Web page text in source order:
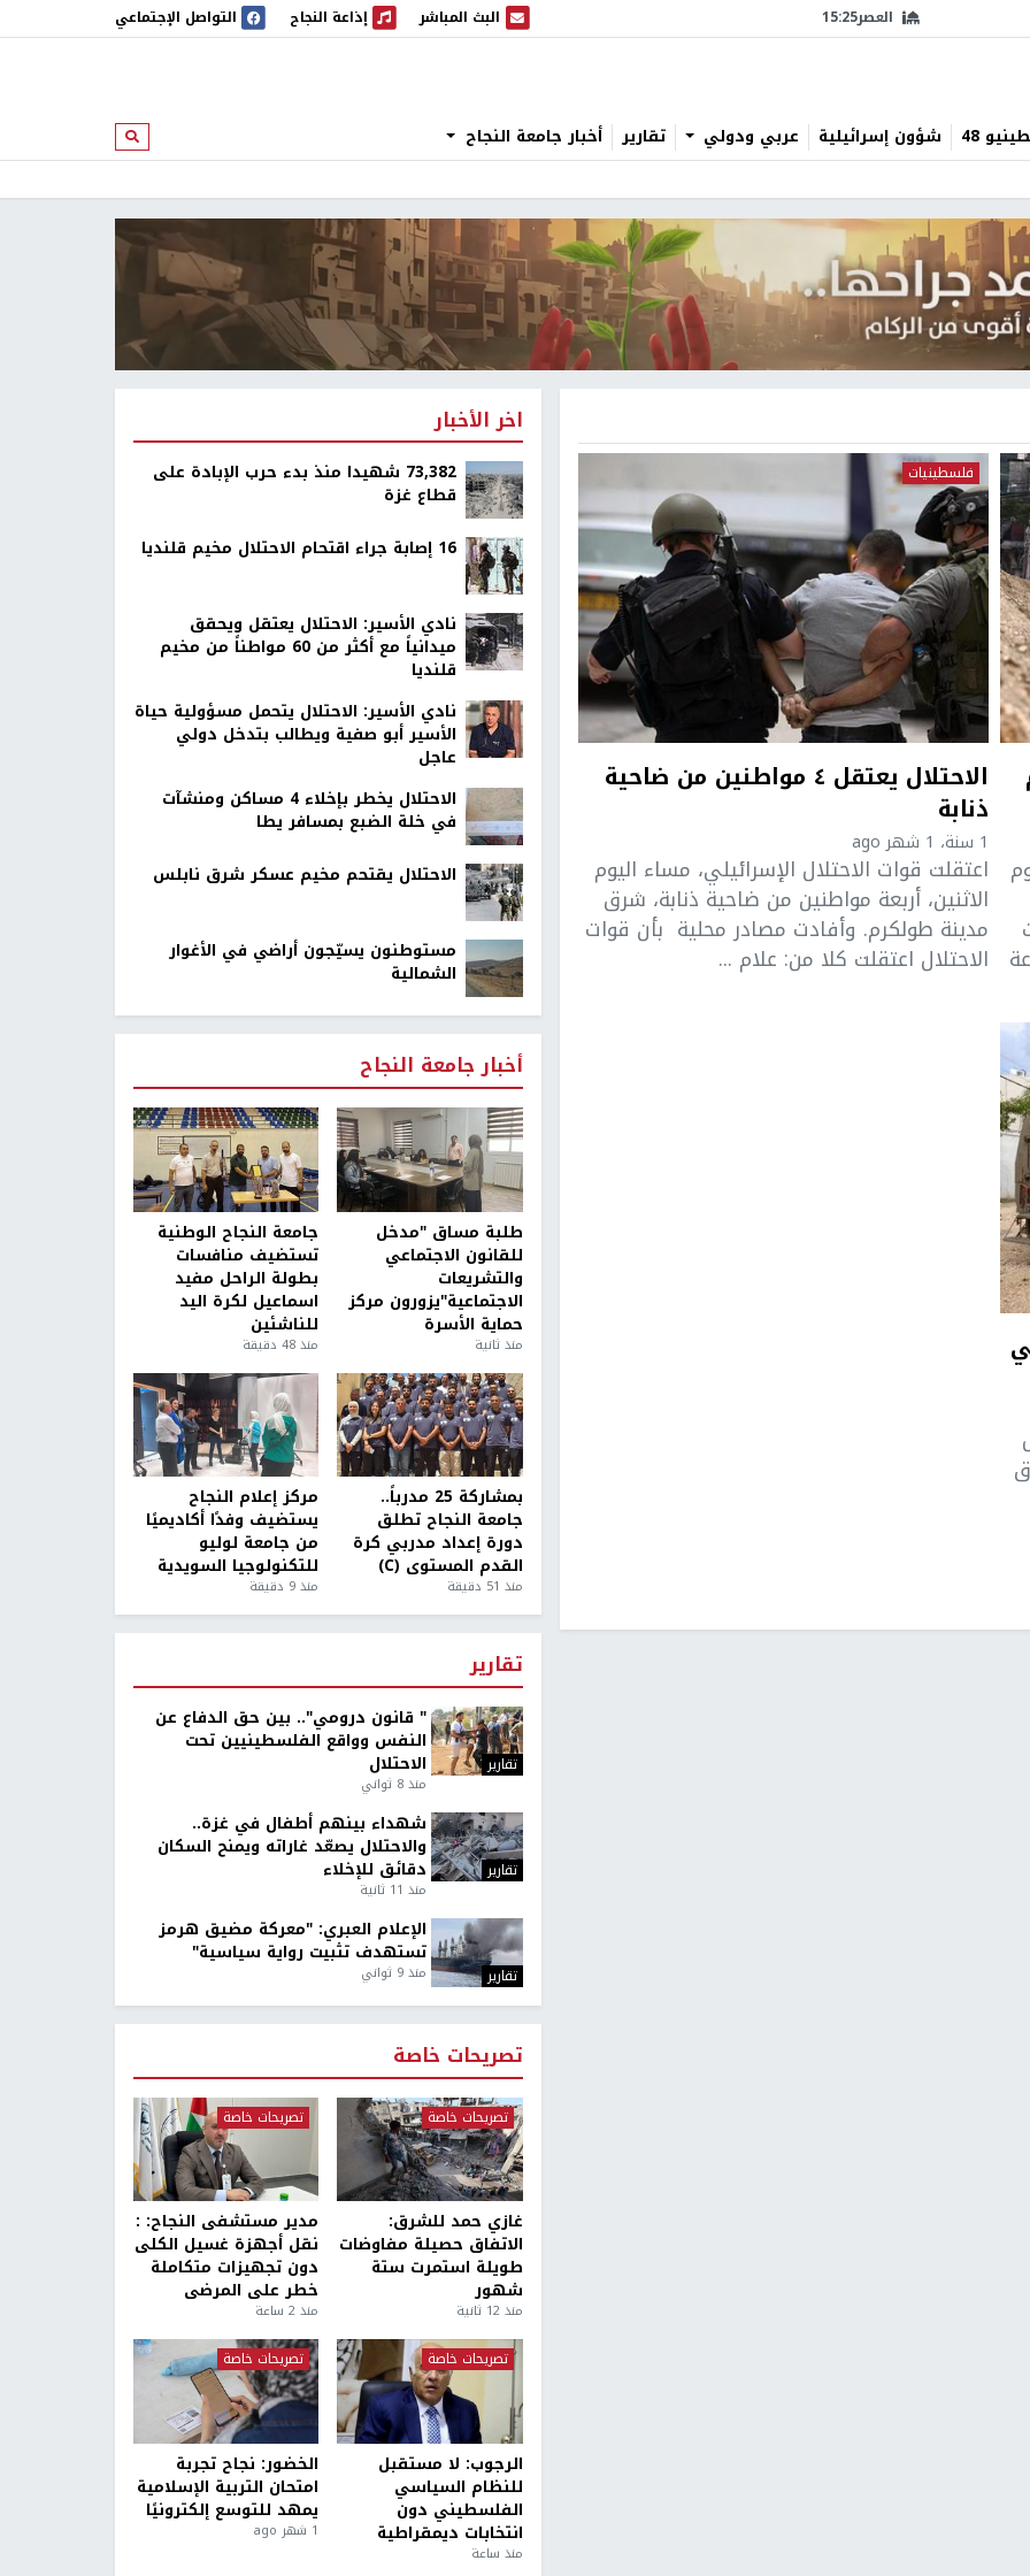
العصر15:25 البث المباشر
البث المباشر إذاعة النجاح
إذاعة النجاح التواصل الإجتماعي
48 شؤون إسرائيلية عربي ودولي تقارير أخبار جامعة النجاح ابحث
فلسطينيات
الاحتلال يعتقل ٤ مواطنين من ضاحية
ذنابة
1 سنة، 1 شهر ago
اعتقلت قوات الاحتلال الإسرائيلي، مساء اليوم
الاثنين، أربعة مواطنين من ضاحية ذنابة، شرق
مدينة طولكرم. وأفادت مصادر محلية بأن قوات
الاحتلال اعتقلت كلا من: علام ...
اخر الأخبار
73,382 شهيدا منذ بدء حرب الإبادة على
قطاع غزة
16 إصابة جراء اقتحام الاحتلال مخيم قلنديا
نادي الأسير: الاحتلال يعتقل ويحقق
ميدانياً مع أكثر من 60 مواطناً من مخيم
قلنديا
نادي الأسير: الاحتلال يتحمل مسؤولية حياة
الأسير أبو صفية ويطالب بتدخل دولي
عاجل
الاحتلال يخطر بإخلاء 4 مساكن ومنشآت
في خلة الضبع بمسافر يطا
الاحتلال يقتحم مخيم عسكر شرق نابلس
مستوطنون يسيّجون أراضي في الأغوار
الشمالية
أخبار جامعة النجاح
طلبة مساق "مدخل
للقانون الاجتماعي
والتشريعات
الاجتماعية"يزورون مركز
حماية الأسرة
منذ ثانية
جامعة النجاح الوطنية
تستضيف منافسات
بطولة الراحل مفيد
اسماعيل لكرة اليد
للناشئين
منذ 48 دقيقة
بمشاركة 25 مدرباً..
جامعة النجاح تطلق
دورة إعداد مدربي كرة
القدم المستوى (C)
منذ 51 دقيقة
مركز إعلام النجاح
يستضيف وفدًا أكاديميًا
من جامعة لوليو
للتكنولوجيا السويدية
منذ 9 دقيقة
تقارير
تقارير
" قانون درومي".. بين حق الدفاع عن
النفس وواقع الفلسطينيين تحت
الاحتلال
منذ 8 ثواني
تقارير
شهداء بينهم أطفال في غزة..
والاحتلال يصعّد غاراته ويمنح السكان
دقائق للإخلاء
منذ 11 ثانية
تقارير
الإعلام العبري: "معركة مضيق هرمز
تستهدف تثبيت رواية سياسية"
منذ 9 ثواني
تصريحات خاصة
تصريحات خاصة
غازي حمد للشرق:
الاتفاق حصيلة مفاوضات
طويلة استمرت ستة
شهور
منذ 12 ثانية
تصريحات خاصة
مدير مستشفى النجاح: :
نقل أجهزة غسيل الكلى
دون تجهيزات متكاملة
خطر على المرضى
منذ 2 ساعة
تصريحات خاصة
الرجوب: لا مستقبل
للنظام السياسي
الفلسطيني دون
انتخابات ديمقراطية
منذ ساعة
تصريحات خاصة
الخضور: نجاح تجربة
امتحان التربية الإسلامية
يمهد للتوسع إلكترونيًا
1 شهر ago